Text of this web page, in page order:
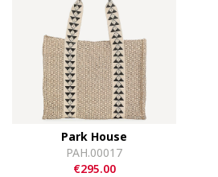
Park House
PAH.00017
€295.00